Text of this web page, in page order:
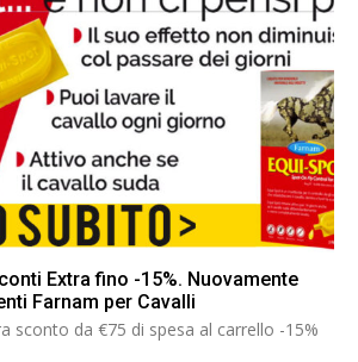
Extra fino -15%. Nuovamente
Farnam per Cavalli
sconto da €75 di spesa al carrello -15%